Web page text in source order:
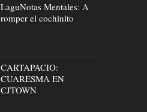
LaguNotas Mentales: A
romper el cochinito
CARTAPACIO:
CUARESMA EN
CJTOWN